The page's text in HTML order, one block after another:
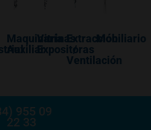
Maquinaría
Auxiliar
Vitrinas
Expositoras
Extracción
/
Ventilación
Mobiliario
955 09
22 33